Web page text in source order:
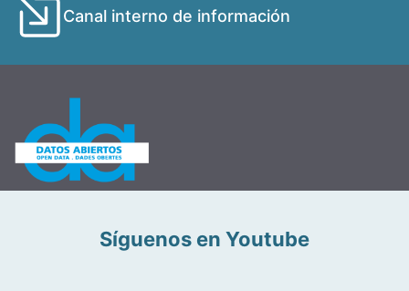
Canal interno de información
Síguenos en Youtube